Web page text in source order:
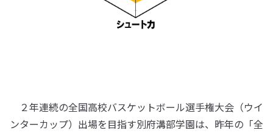
２年連続の全国高校バスケットボール選手権大会（ウイ
ンターカップ）出場を目指す別府溝部学園は、昨年の「全